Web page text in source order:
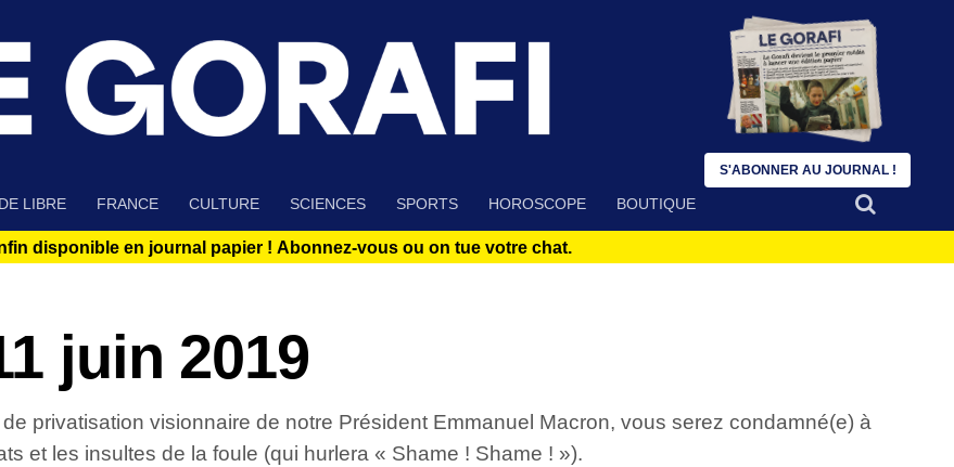
LIBRE FRANCE CULTURE SCIENCES SPORTS HOROSCOPE BOUTIQUE
disponible en journal papier ! Abonnez-vous ou on tue votre chat.
juin 2019
privatisation visionnaire de notre Président Emmanuel Macron, vous serez condamné(e) à
et les insultes de la foule (qui hurlera « Shame ! Shame ! »).
S'ABONNER AU JOURNAL !